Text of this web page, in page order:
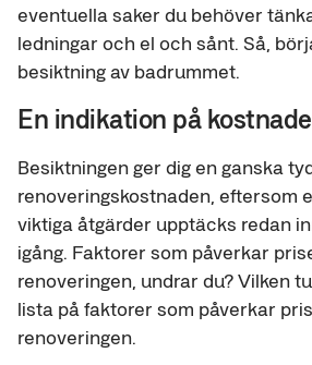
eventuella saker du behöver
ledningar och el och sånt. Så,
besiktning av badrummet.
En indikation på
Besiktningen ger dig en ganska
renoveringskostnaden, eftersom
viktiga åtgärder upptäcks redan
igång. Faktorer som påverkar
renoveringen, undrar du? Vilken
lista på faktorer som påverkar
renoveringen.